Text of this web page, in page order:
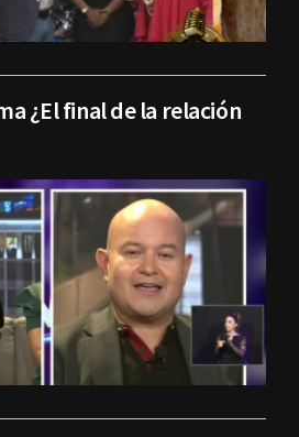
¿El final de la relación